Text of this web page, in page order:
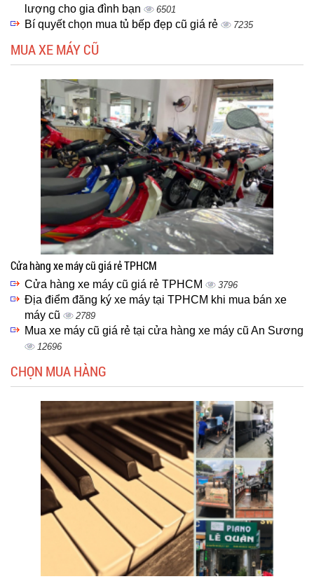
lượng cho gia đình bạn
6501
Bí quyết chọn mua tủ bếp đẹp cũ giá rẻ 7235
MUA XE MÁY CŨ
Cửa hàng xe máy cũ giá rẻ TPHCM
Cửa hàng xe máy cũ giá rẻ TPHCM 3796
Địa điểm đăng ký xe máy tại TPHCM khi mua bán xe
máy cũ
2789
Mua xe máy cũ giá rẻ tại cửa hàng xe máy cũ An Sương
12696
CHỌN MUA HÀNG